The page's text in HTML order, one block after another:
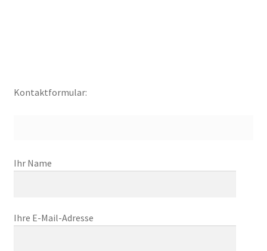
Kontaktformular:
Ihr Name
Ihre E-Mail-Adresse